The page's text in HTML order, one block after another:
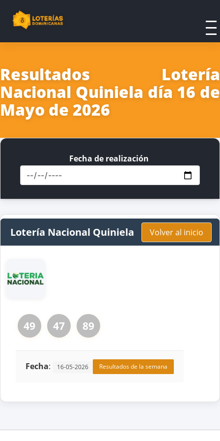
Resultados Lotería
Nacional Quiniela día 16 de
Mayo de 2026
Fecha de realización
Lotería Nacional Quiniela Volver al inicio
49 47 89
Fecha: 16-05-2026 Resultados de la semana